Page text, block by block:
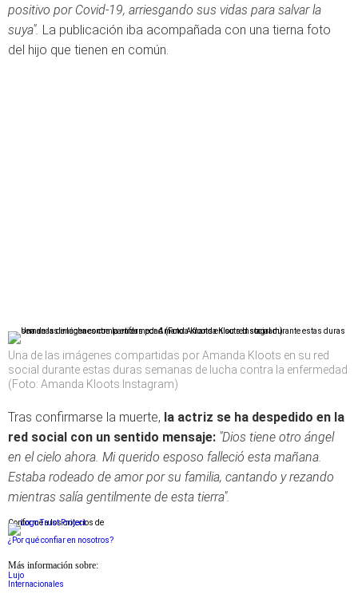
positivo por Covid-19, arriesgando sus vidas para salvar la
suya". La publicación iba acompañada con una tierna foto
del hijo que tienen en común.
Una de las imágenes compartidas por Amanda Kloots en su red
social durante estas duras semanas de lucha contra la enfermedad
(Foto: Amanda Kloots Instagram)
Tras confirmarse la muerte, la actriz se ha despedido en la
red social con un sentido mensaje: "Dios tiene otro ángel
en el cielo ahora. Mi querido esposo falleció esta mañana.
Estaba rodeado de amor por su familia, cantando y rezando
mientras salía gentilmente de esta tierra".
Conforme a los criterios de
¿Por qué confiar en nosotros?
Más información sobre:
Lujo
Internacionales